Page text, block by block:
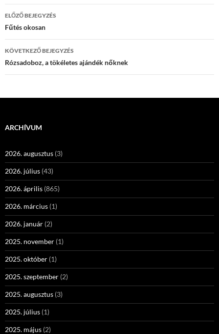
Bejegyzés
navigáció
ELŐZŐ BEJEGYZÉS
Fűtés okosan
KÖVETKEZŐ BEJEGYZÉS
Rózsadoboz, a tökéletes ajándék nőknek
ARCHÍVUM
2026. augusztus (3)
2026. július (43)
2026. április (865)
2026. március (1)
2026. január (2)
2025. november (1)
2025. október (1)
2025. szeptember (2)
2025. augusztus (3)
2025. július (1)
2025. május (2)